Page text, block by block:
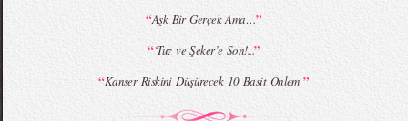
“Aşk Bir Gerçek Ama…”
“‘Tuz ve Şeker’e Son!...”
“Kanser Riskini Düşürecek 10 Basit Önlem”